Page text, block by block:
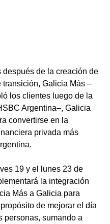
después de la creación de
transición, Galicia Más –
los clientes luego de la
Argentina–, Galicia
convertirse en la
privada más
19 y el lunes 23 de
la integración
Más a Galicia para
de mejorar el día
personas, sumando a